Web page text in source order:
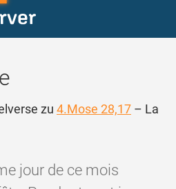
zu 4.Mose 28,17 – La
jour de ce mois